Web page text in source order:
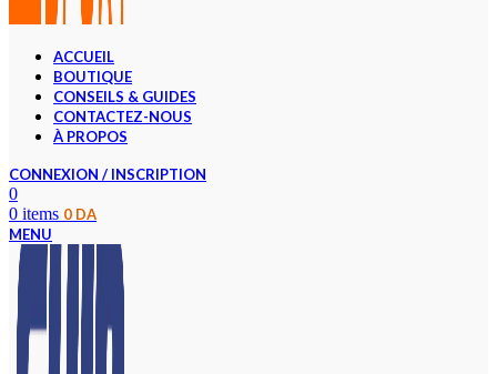
ACCUEIL
BOUTIQUE
CONSEILS & GUIDES
CONTACTEZ-NOUS
À PROPOS
CONNEXION / INSCRIPTION
0
0 items 0 DA
MENU